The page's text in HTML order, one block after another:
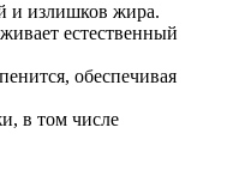
и излишков жира.
естественный
обеспечивая
в том числе